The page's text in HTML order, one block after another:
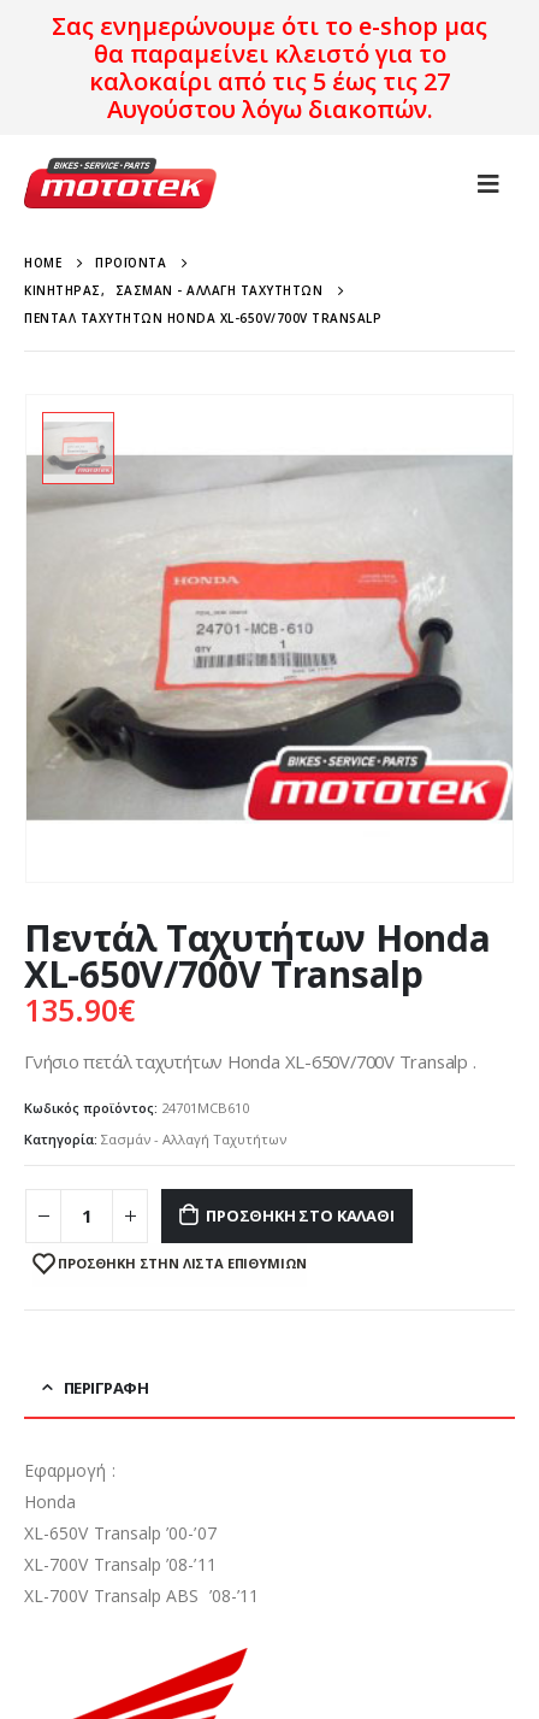
Σας ενημερώνουμε ότι το e-shop μας
θα παραμείνει κλειστό για το
καλοκαίρι από τις 5 έως τις 27
Αυγούστου λόγω διακοπών.
HOME
ΠΡΟΪΌΝΤΑ
ΚΙΝΗΤΉΡΑΣ,
ΣΑΣΜΆΝ - ΑΛΛΑΓΉ ΤΑΧΥΤΉΤΩΝ
ΠΕΝΤΆΛ ΤΑΧΥΤΉΤΩΝ HONDA XL-650V/700V TRANSALP
Πεντάλ Ταχυτήτων Honda
XL-650V/700V Transalp
135.90€
Γνήσιο πετάλ ταχυτήτων Honda XL-650V/700V Transalp .
Κωδικός προϊόντος: 24701MCB610
Κατηγορία: Σασμάν - Αλλαγή Ταχυτήτων
ΠΡΟΣΘΉΚΗ ΣΤΟ ΚΑΛΆΘΙ
ΠΡΌΣΘΉΚΗ ΣΤΗΝ ΛΊΣΤΑ ΕΠΙΘΥΜΙΏΝ
ΠΕΡΙΓΡΑΦΉ
Εφαρμογή :
Honda
XL-650V Transalp ’00-’07
XL-700V Transalp ’08-’11
XL-700V Transalp ABS ’08-’11